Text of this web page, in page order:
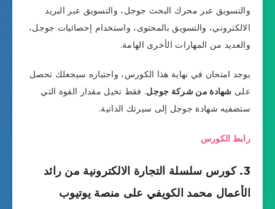
والتسويق عبر محرك البحث جوجل، والتسويق عبر البريد
الالكتروني، والتسويق بالمحتوى، واستخدام إحصائيات جوجل،
والعديد من المهارات الأخرى الهامة.
يوجد امتحان في نهاية هذا الكورس، واجتيازه سيجعلك تحصل
على شهادة من شركة جوجل. فقط تخيل مقدار القوة التي
ستضفيه شهادة جوجل إلى سيرتك الذاتية.
رابط الكورس
3. كورس سلسلة التجارة الالكترونية من رائد
الأعمال محمد الكويفي على منصة يوتيوب